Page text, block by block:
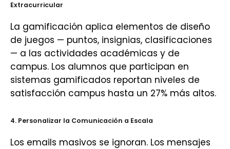
Extracurricular
La gamificación aplica elementos de diseño
de juegos — puntos, insignias, clasificaciones
— a las actividades académicas y de
campus. Los alumnos que participan en
sistemas gamificados reportan niveles de
satisfacción campus hasta un 27% más altos.
4. Personalizar la Comunicación a Escala
Los emails masivos se ignoran. Los mensajes